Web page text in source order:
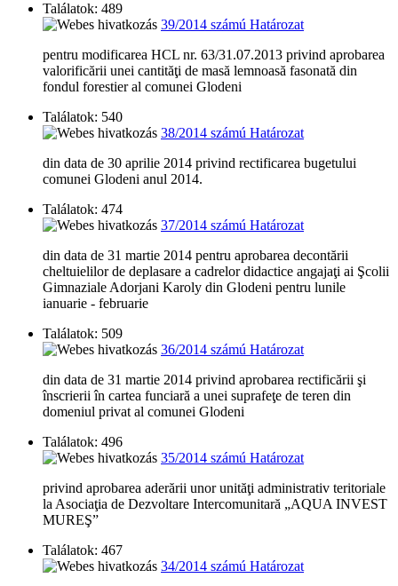
Találatok: 489
39/2014 számú Határozat
pentru modificarea HCL nr. 63/31.07.2013 privind aprobarea
valorificării unei cantităţi de masă lemnoasă fasonată din
fondul forestier al comunei Glodeni
Találatok: 540
38/2014 számú Határozat
din data de 30 aprilie 2014 privind rectificarea bugetului
comunei Glodeni anul 2014.
Találatok: 474
37/2014 számú Határozat
din data de 31 martie 2014 pentru aprobarea decontării
cheltuielilor de deplasare a cadrelor didactice angajaţi ai Şcolii
Gimnaziale Adorjani Karoly din Glodeni pentru lunile
ianuarie - februarie
Találatok: 509
36/2014 számú Határozat
din data de 31 martie 2014 privind aprobarea rectificării şi
înscrierii în cartea funciară a unei suprafeţe de teren din
domeniul privat al comunei Glodeni
Találatok: 496
35/2014 számú Határozat
privind aprobarea aderării unor unităţi administrativ teritoriale
la Asociaţia de Dezvoltare Intercomunitară „AQUA INVEST
MUREŞ”
Találatok: 467
34/2014 számú Határozat